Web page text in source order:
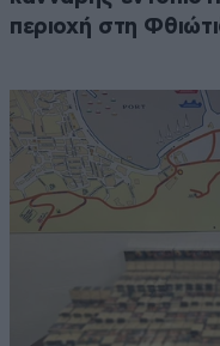
περιοχή στη